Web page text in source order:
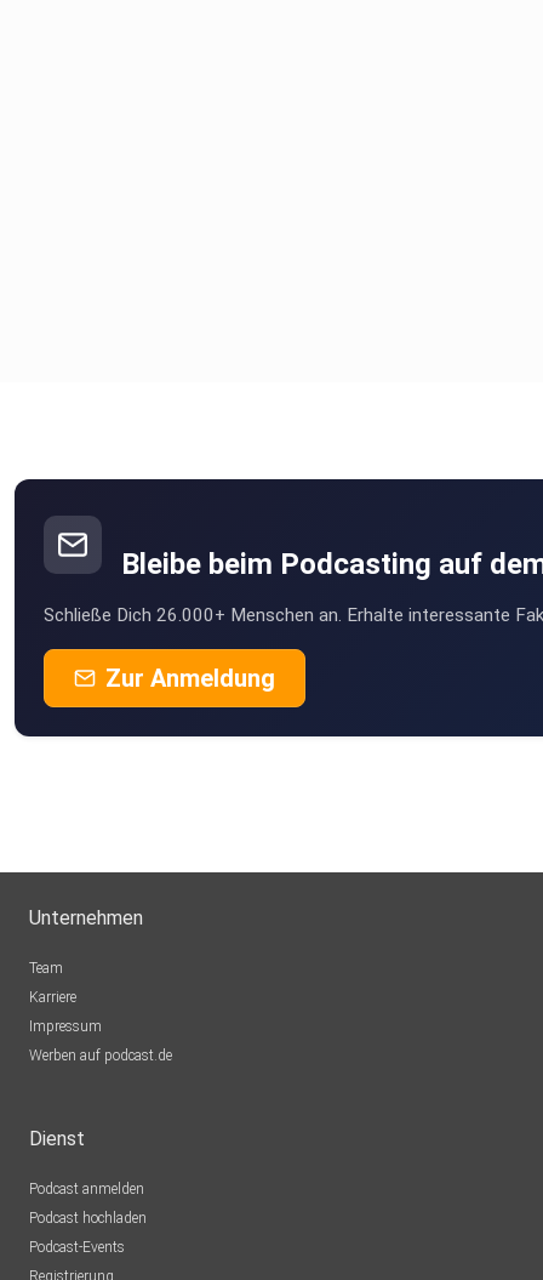
Bleibe beim Podcasting auf
Schließe Dich 26.000+ Menschen an. Erhalte interessante
Zur Anmeldung
Unternehmen
Team
Karriere
Impressum
Werben auf podcast.de
Dienst
Podcast anmelden
Podcast hochladen
Podcast-Events
Registrierung